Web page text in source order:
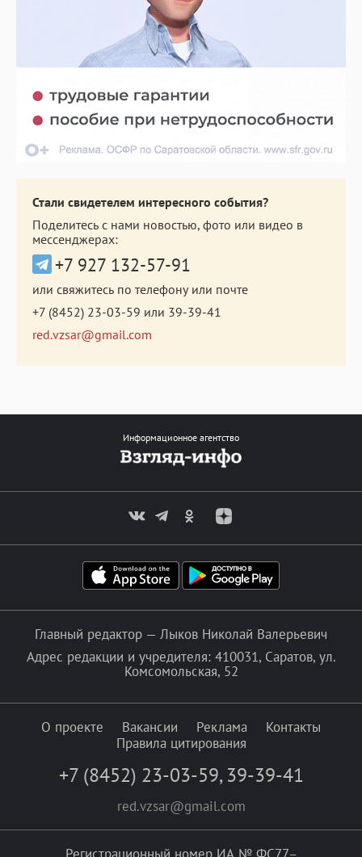
Стали свидетелем интересного события?
Поделитесь с нами новостью, фото или видео в
мессенджерах:
+7 927 132-57-91
или свяжитесь по телефону или почте
+7 (8452) 23-03-59 или 39-39-41
red.vzsar@gmail.com
Информационное агентство
Главный редактор — Лыков Николай Валерьевич
Адрес редакции и учредителя: 410031, Саратов, ул.
Комсомольская, 52
О проекте Вакансии Реклама
Контакты
Правила цитирования
+7 (8452) 23-03-59, 39-39-41
red.vzsar@gmail.com